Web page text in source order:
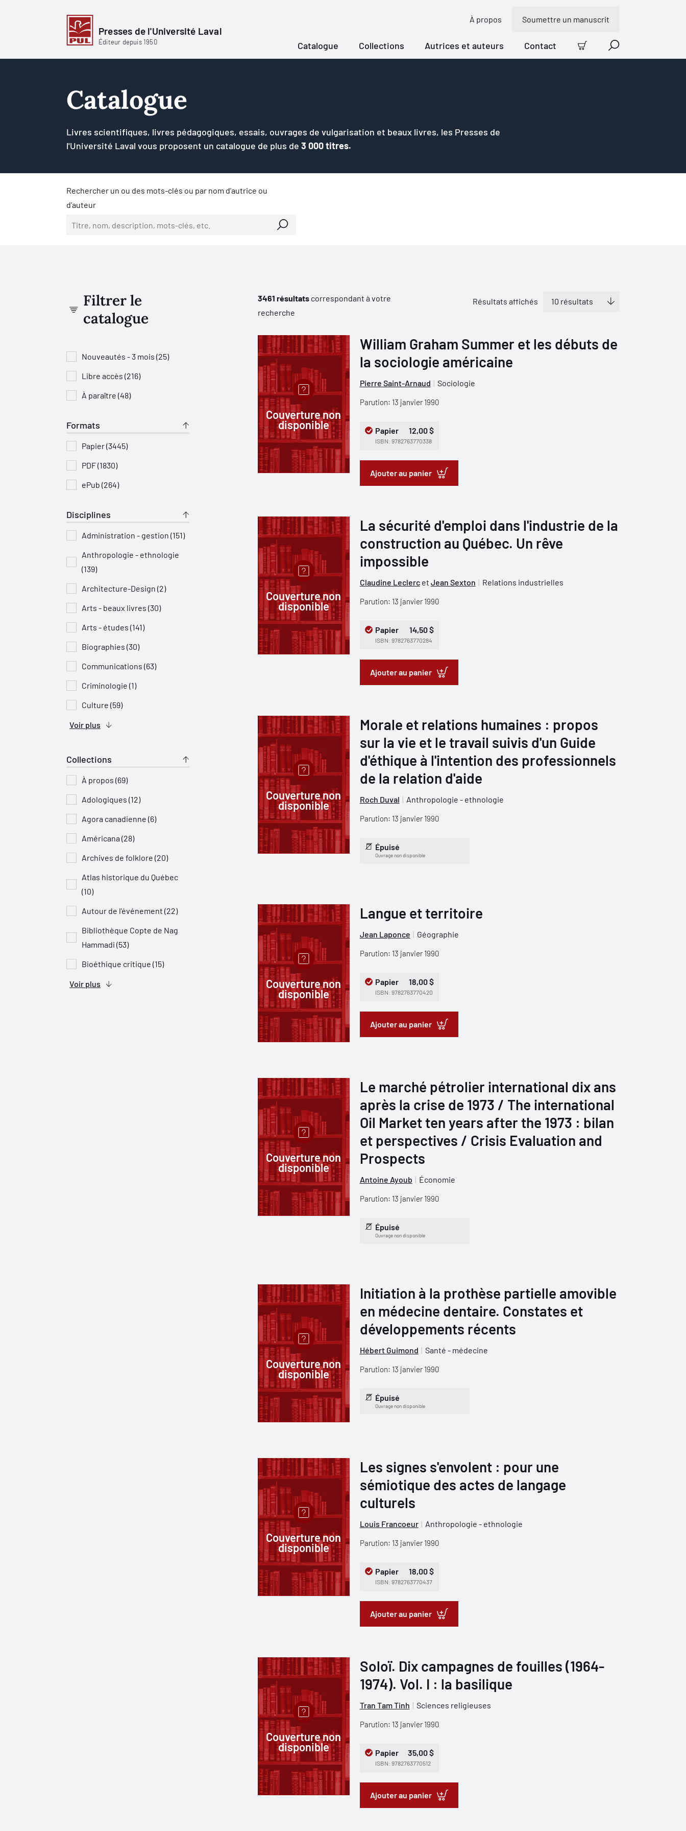
Presses de l'Université Laval
Éditeur depuis 1950
À propos Soumettre un manuscrit
Catalogue Collections Autrices et auteurs Contact
Panier Recherche
Catalogue
Livres scientifiques, livres pédagogiques, essais, ouvrages de vulgarisation et beaux livres, les Presses de
l'Université Laval vous proposent un catalogue de plus de 3 000 titres.
Rechercher un ou des mots-clés ou par nom d'autrice ou
d'auteur
Filtrer le
catalogue
Nouveautés - 3 mois (25)
Libre accès (216)
À paraître (48)
Formats
Papier (3445)
PDF (1830)
ePub (264)
Disciplines
Administration - gestion (151)
Anthropologie - ethnologie
(139)
Architecture-Design (2)
Arts - beaux livres (30)
Arts - études (141)
Biographies (30)
Communications (63)
Criminologie (1)
Culture (59)
Voir plus
Collections
À propos (69)
Adologiques (12)
Agora canadienne (6)
Américana (28)
Archives de folklore (20)
Atlas historique du Québec
(10)
Autour de l'événement (22)
Bibliothèque Copte de Nag
Hammadi (53)
Bioéthique critique (15)
Voir plus
3461 résultatscorrespondant à votre
recherche
Résultats affichés
Couverture non
disponible
William Graham Summer et les débuts de
la sociologie américaine
Pierre Saint-Arnaud Sociologie
Parution: 13 janvier 1990
Papier 12,00 $
ISBN: 9782763770338
Ajouter au panier
Couverture non
disponible
La sécurité d'emploi dans l'industrie de la
construction au Québec. Un rêve
impossible
Claudine Leclercet Jean Sexton Relations industrielles
Parution: 13 janvier 1990
Papier 14,50 $
ISBN: 9782763770284
Ajouter au panier
Couverture non
disponible
Morale et relations humaines : propos
sur la vie et le travail suivis d'un Guide
d'éthique à l'intention des professionnels
de la relation d'aide
Roch Duval Anthropologie - ethnologie
Parution: 13 janvier 1990
Épuisé
Ouvrage non disponible
Couverture non
disponible
Langue et territoire
Jean Laponce Géographie
Parution: 13 janvier 1990
Papier 18,00 $
ISBN: 9782763770420
Ajouter au panier
Couverture non
disponible
Le marché pétrolier international dix ans
après la crise de 1973 / The international
Oil Market ten years after the 1973 : bilan
et perspectives / Crisis Evaluation and
Prospects
Antoine Ayoub Économie
Parution: 13 janvier 1990
Épuisé
Ouvrage non disponible
Couverture non
disponible
Initiation à la prothèse partielle amovible
en médecine dentaire. Constates et
développements récents
Hébert Guimond Santé - médecine
Parution: 13 janvier 1990
Épuisé
Ouvrage non disponible
Couverture non
disponible
Les signes s'envolent : pour une
sémiotique des actes de langage
culturels
Louis Francoeur Anthropologie - ethnologie
Parution: 13 janvier 1990
Papier 18,00 $
ISBN: 9782763770437
Ajouter au panier
Couverture non
disponible
Soloï. Dix campagnes de fouilles (1964-
1974). Vol. I : la basilique
Tran Tam Tinh Sciences religieuses
Parution: 13 janvier 1990
Papier 35,00 $
ISBN: 9782763770512
Ajouter au panier